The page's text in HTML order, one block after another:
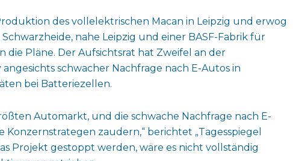
des vollelektrischen Macan in Leipzig und erwog
nahe Leipzig und einer BASF-Fabrik für
die Pläne. Der Aufsichtsrat hat Zweifel an der
schwacher Nachfrage nach E-Autos in
bei Batteriezellen.
Automarkt, und die schwache Nachfrage nach E-
Konzernstrategen zaudern,“ berichtet „Tagesspiegel
Projekt gestoppt werden, wäre es nicht vollständig